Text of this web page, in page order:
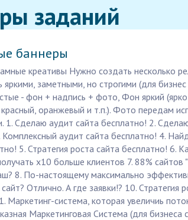
заданий
баннеры
креативы Нужно создать несколько
заметными, но строгими (для
- фон + надпись + фото, Фон яркий
оранжевый и т.п.). Фото передам
1. Сделаю аудит сайта бесплатно! 2.
Комплексный аудит сайта бесплатно! 4.
5. Стратегия роста сайта бесплатно! 6.
х10 больше клиентов 7. 88% сайтов
8. По-настоящему максимально
Отлично. А где заявки!? 10. Стратегия
Маркетинг-система, которая увеличиь
Маркетинговая Система (для бизнеса